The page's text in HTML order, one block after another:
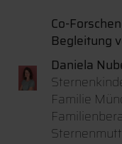
Co-
Begleitung
Daniela
Familie